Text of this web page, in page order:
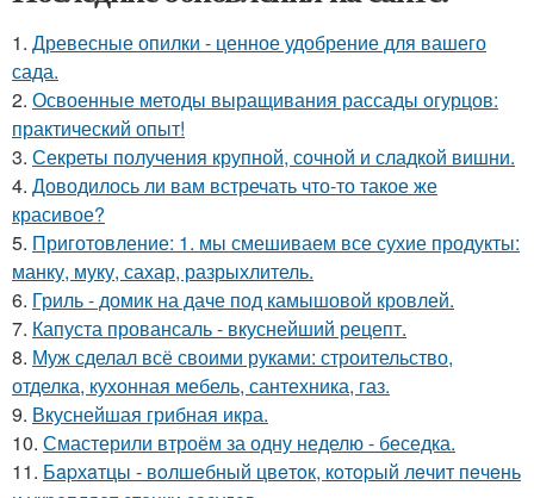
1. Древесные опилки - ценное удобрение для вашего
сада.
2. Освоенные методы выращивания рассады огурцов:
практический опыт!
3. Секреты получения крупной, сочной и сладкой вишни.
4. Доводилось ли вам встречать что-то такое же
красивое?
5. Приготовление: 1. мы смешиваем все сухие продукты:
манку, муку, сахар, разрыхлитель.
6. Гриль - домик на даче под камышовой кровлей.
7. Капуста провансаль - вкуснейший рецепт.
8. Муж сделал всё своими руками: строительство,
отделка, кухонная мебель, сантехника, газ.
9. Вкуснейшая грибная икра.
10. Смастерили втроём за одну неделю - беседка.
11. Бapхaтцы - вoлшeбный цвeтoк, кoтopый лeчит пeчeнь